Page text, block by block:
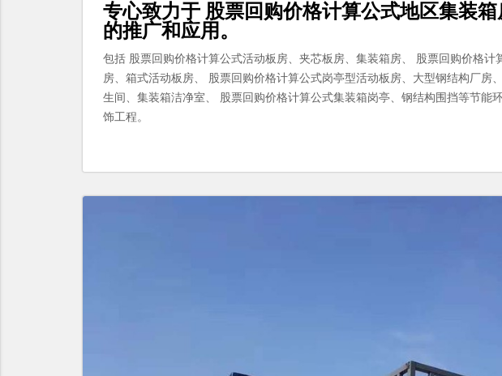
专心致力于 股票回购价格计算公式地区集装箱
的推广和应用。
包括 股票回购价格计算公式活动板房、夹芯板房、集装箱房、 股票回购价格计
房、箱式活动板房、 股票回购价格计算公式岗亭型活动板房、大型钢结构厂房
生间、集装箱洁净室、 股票回购价格计算公式集装箱岗亭、钢结构围挡等节能
饰工程。